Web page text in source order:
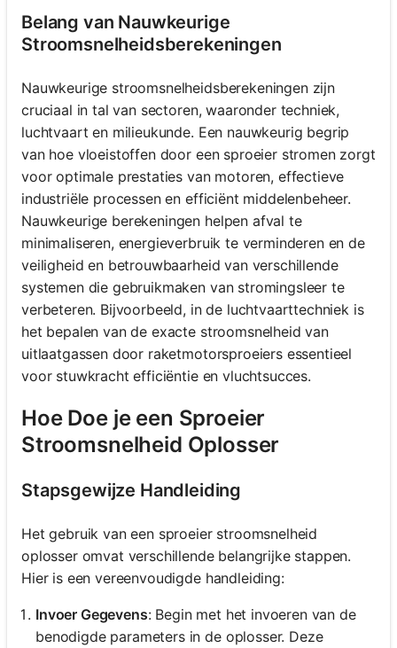
Belang van Nauwkeurige
Stroomsnelheidsberekeningen
Nauwkeurige stroomsnelheidsberekeningen zijn
cruciaal in tal van sectoren, waaronder techniek,
luchtvaart en milieukunde. Een nauwkeurig begrip
van hoe vloeistoffen door een sproeier stromen zorgt
voor optimale prestaties van motoren, effectieve
industriële processen en efficiënt middelenbeheer.
Nauwkeurige berekeningen helpen afval te
minimaliseren, energieverbruik te verminderen en de
veiligheid en betrouwbaarheid van verschillende
systemen die gebruikmaken van stromingsleer te
verbeteren. Bijvoorbeeld, in de luchtvaarttechniek is
het bepalen van de exacte stroomsnelheid van
uitlaatgassen door raketmotorsproeiers essentieel
voor stuwkracht efficiëntie en vluchtsucces.
Hoe Doe je een Sproeier
Stroomsnelheid Oplosser
Stapsgewijze Handleiding
Het gebruik van een sproeier stroomsnelheid
oplosser omvat verschillende belangrijke stappen.
Hier is een vereenvoudigde handleiding:
Invoer Gegevens: Begin met het invoeren van de
benodigde parameters in de oplosser. Deze